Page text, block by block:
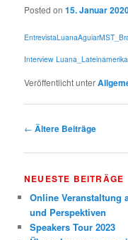
Posted on15. Januar
Interview
Veröffentlicht unter
Beitrags-Navigation
← Ältere Beiträge
NEUESTE BEITRÄGE
Online Veranstaltung
und Perspektiven
Speakers Tour 2023